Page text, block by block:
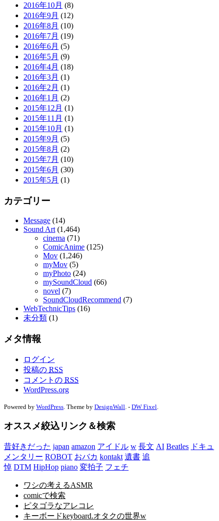
2016年10月 (8)
2016年9月 (12)
2016年8月 (10)
2016年7月 (19)
2016年6月 (5)
2016年5月 (9)
2016年4月 (18)
2016年3月 (1)
2016年2月 (1)
2016年1月 (2)
2015年12月 (1)
2015年11月 (1)
2015年10月 (1)
2015年9月 (5)
2015年8月 (2)
2015年7月 (10)
2015年6月 (30)
2015年5月 (1)
カテゴリー
Message (14)
Sound Art (1,464)
cinema (71)
ComicAnime (125)
Mov (1,246)
myMov (5)
myPhoto (24)
mySoundCloud (66)
novel (7)
SoundCloudRecommend (7)
WebTechnicTips (16)
未分類 (1)
メタ情報
ログイン
投稿の RSS
コメントの RSS
WordPress.org
Powered by WordPress . Theme by DesignWall . - DW Fixel
オススメ絞込リンク＆検索
昔好きだった japan amazon アイドル w 長文 AI Beatles ドキュ
メンタリー ROBOT おバカ kontakt 遺書 追
悼 DTM HipHop piano 変拍子 フェチ
ワシの考えるASMR
comicで検索
ピタゴラなアレコレ
キーボードkeyboard.オタクの世界w